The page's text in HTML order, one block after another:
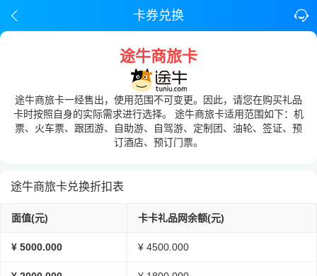
卡券兑换
途牛商旅卡
途牛商旅卡一经售出，使用范围不可变更。因此，请您在购买礼品
卡时按照自身的实际需求进行选择。 途牛商旅卡适用范围如下：机
票、火车票、跟团游、自助游、自驾游、定制团、油轮、签证、预
订酒店、预订门票。
途牛商旅卡兑换折扣表
面值(元) 卡卡礼品网余额(元)
¥ 5000.000 ¥ 4500.000